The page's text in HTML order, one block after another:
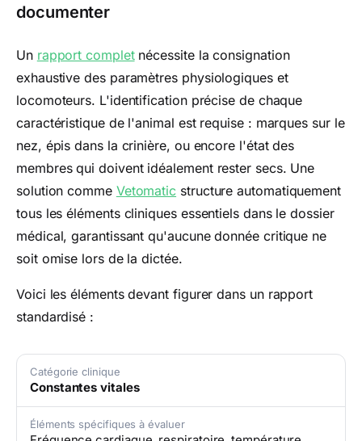
documenter
Un rapport completnécessite la consignation
exhaustive des paramètres physiologiques et
locomoteurs. L'identification précise de chaque
caractéristique de l'animal est requise : marques sur le
nez, épis dans la crinière, ou encore l'état des
membres qui doivent idéalement rester secs. Une
solution comme Vetomatic structure automatiquement
tous les éléments cliniques essentiels dans le dossier
médical, garantissant qu'aucune donnée critique ne
soit omise lors de la dictée.
Voici les éléments devant figurer dans un rapport
standardisé :
Catégorie clinique
Constantes vitales
Éléments spécifiques à évaluer